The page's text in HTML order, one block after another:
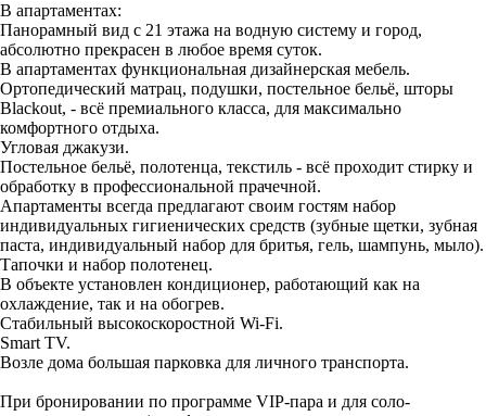
В апартаментах:
Панорамный вид с 21 этажа на водную систему и город,
абсолютно прекрасен в любое время суток.
В апартаментах функциональная дизайнерская мебель.
Ортопедический матрац, подушки, постельное бельё, шторы
Blackout, - всё премиального класса, для максимально
комфортного отдыха.
Угловая джакузи.
Постельное бельё, полотенца, текстиль - всё проходит стирку и
обработку в профессиональной прачечной.
Апартаменты всегда предлагают своим гостям набор
индивидуальных гигиенических средств (зубные щетки, зубная
паста, индивидуальный набор для бритья, гель, шампунь, мыло).
Тапочки и набор полотенец.
В объекте установлен кондиционер, работающий как на
охлаждение, так и на обогрев.
Стабильный высокоскоростной Wi-Fi.
Smart TV.
Возле дома большая парковка для личного транспорта.
При бронировании по программе VIP-пара и для соло-